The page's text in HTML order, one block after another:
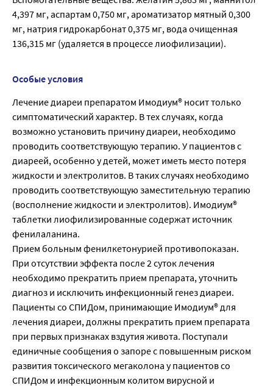
4,397 мг, аспартам 0,750 мг, ароматизатор мятный 0,300
мг, натрия гидрокарбонат 0,375 мг, вода очищенная
136,315 мг (удаляется в процессе лиофилизации).
Особые условия
Лечение диареи препаратом Имодиум® носит только
симптоматический характер. В тех случаях, когда
возможно установить причину диареи, необходимо
проводить соответствующую терапию. У пациентов с
диареей, особенно у детей, может иметь место потеря
жидкости и электролитов. В таких случаях необходимо
проводить соответствующую заместительную терапию
(восполнение жидкости и электролитов). Имодиум®
таблетки лиофилизированные содержат источник
фенилаланина.
Прием больным фенилкетонурией противопоказан.
При отсутствии эффекта после 2 суток лечения
необходимо прекратить прием препарата, уточнить
диагноз и исключить инфекционный генез диареи.
Пациенты со СПИДом, принимающие Имодиум® для
лечения диареи, должны прекратить прием препарата
при первых признаках вздутия живота. Поступали
единичные сообщения о запоре с повышенным риском
развития токсического мегаколона у пациентов со
СПИДом и инфекционным колитом вирусной и